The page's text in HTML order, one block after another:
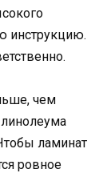
инструкцию.
чем
ламинат
ровное